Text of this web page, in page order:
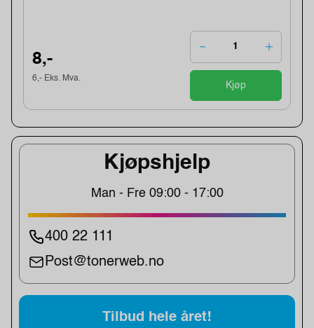
Kjøpshjelp
Man - Fre 09:00 - 17:00
400 22 111
Post@tonerweb.no
Tilbud hele året!
8,-
6,- Eks. Mva.
Kjøp